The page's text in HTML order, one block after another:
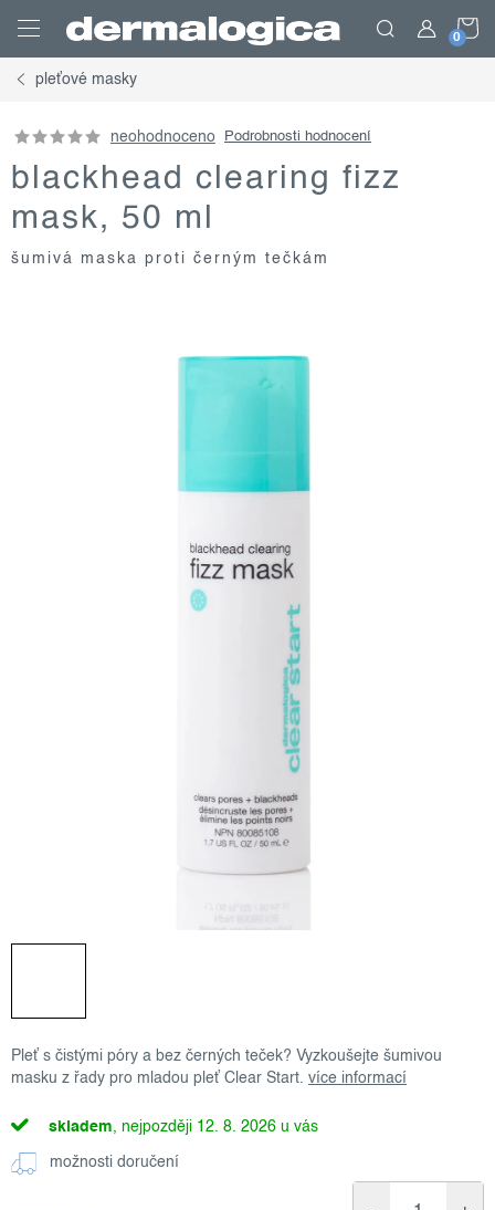
obsah
pleťové masky
neohodnoceno Podrobnosti hodnocení
blackhead clearing fizz
mask, 50 ml
šumivá maska proti černým tečkám
Pleť s čistými póry a bez černých teček? Vyzkoušejte šumivou
masku z řady pro mladou pleť Clear Start. více informací
skladem 12. 8. 2026
možnosti doručení